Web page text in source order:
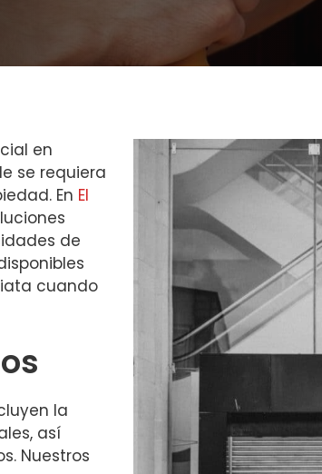
en
se requiera
En El
de
cuando
la
así
Nuestros